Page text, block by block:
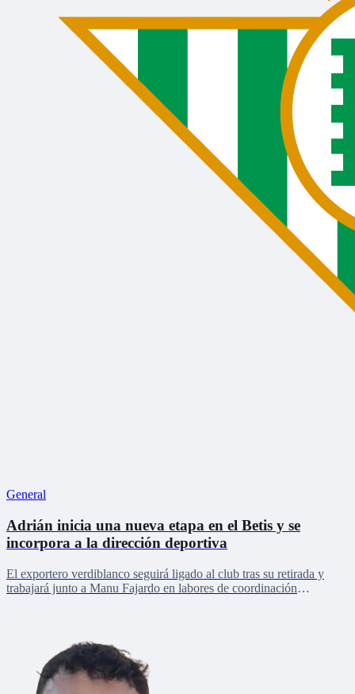
General
Adrián inicia una nueva etapa en el Betis y se
incorpora a la dirección deportiva
El exportero verdiblanco seguirá ligado al club tras su retirada y
trabajará junto a Manu Fajardo en labores de coordinación